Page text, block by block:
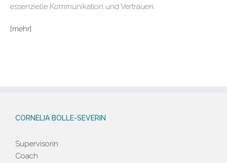
essenzielle Kommunikation und Vertrauen.
[mehr]
CORNELIA BOLLE-SEVERIN
Supervisorin
Coach